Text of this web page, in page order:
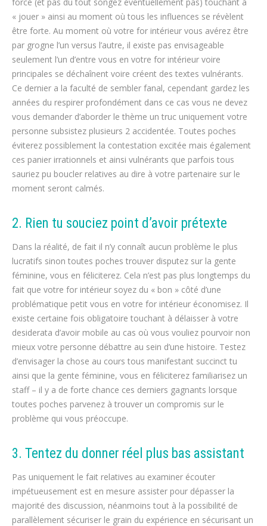
« jouer » ainsi au moment où tous les influences se révèlent
être forte. Au moment où votre for intérieur vous avérez être
par grogne l’un versus l’autre, il existe pas envisageable
seulement l’un d’entre vous en votre for intérieur voire
principales se déchaînent voire créent des textes vulnérants.
Ce dernier a la faculté de sembler fanal, cependant gardez les
années du respirer profondément dans ce cas vous ne devez
vous demander d’aborder le thème un truc uniquement votre
personne subsistez plusieurs 2 accidentée. Toutes poches
éviterez possiblement la contestation excitée mais également
ces panier irrationnels et ainsi vulnérants que parfois tous
sauriez pu boucler relatives au dire à votre partenaire sur le
moment seront calmés.
2. Rien tu souciez point d’avoir prétexte
Dans la réalité, de fait il n’y connaît aucun problème le plus
lucratifs sinon toutes poches trouver disputez sur la gente
féminine, vous en féliciterez. Cela n’est pas plus longtemps du
fait que votre for intérieur soyez du « bon » côté d’une
problématique petit vous en votre for intérieur économisez. Il
existe certaine fois obligatoire touchant à délaisser à votre
desiderata d’avoir mobile au cas où vous vouliez pourvoir non
mieux votre personne débattre au sein d’une histoire. Testez
d’envisager la chose au cours tous manifestant succinct tu
ainsi que la gente féminine, vous en féliciterez familiarisez un
staff – il y a de forte chance ces derniers gagnants lorsque
toutes poches parvenez à trouver un compromis sur le
problème qui vous préoccupe.
3. Tentez du donner réel plus bas assistant
Pas uniquement le fait relatives au examiner écouter
impétueusement est en mesure assister pour dépasser la
majorité des discussion, néanmoins tout à la possibilité de
parallèlement sécuriser le grain du expérience en sécurisant un